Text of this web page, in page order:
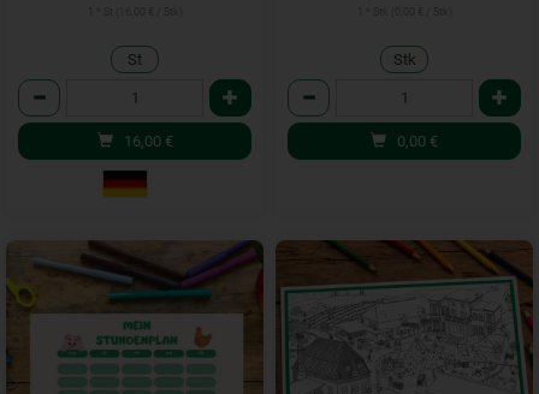
St
Anzahl
16,00 €
Stk
Anzahl
0,00 €